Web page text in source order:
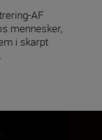
AF
mennesker,
i skarpt